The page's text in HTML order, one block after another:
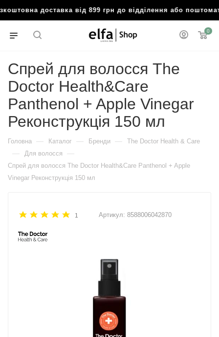
доставка від 899 грн до відділення або
0
Спрей для волосся The
Doctor Health&Care
Panthenol + Apple Vinegar
Реконструкція 150 мл
Головна — Каталог — Бренди — The Doctor Health & Care
— Для волосся —
Спрей для волосся The Doctor Health&Care Panthenol + Apple
Vinegar Реконструкція 150 мл
1 Артикул: 8588006042870